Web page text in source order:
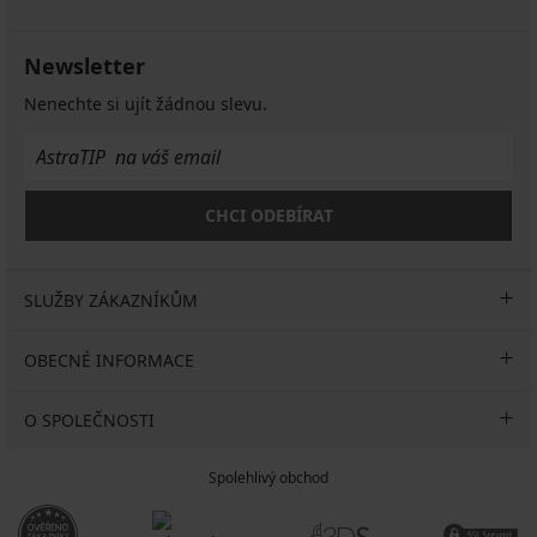
1 199
Kč
1 399
Kč
1 099
Newsletter
Nenechte si ujít žádnou slevu.
CHCI ODEBÍRAT
SLUŽBY ZÁKAZNÍKŮM
OBECNÉ INFORMACE
O SPOLEČNOSTI
Spolehlivý obchod